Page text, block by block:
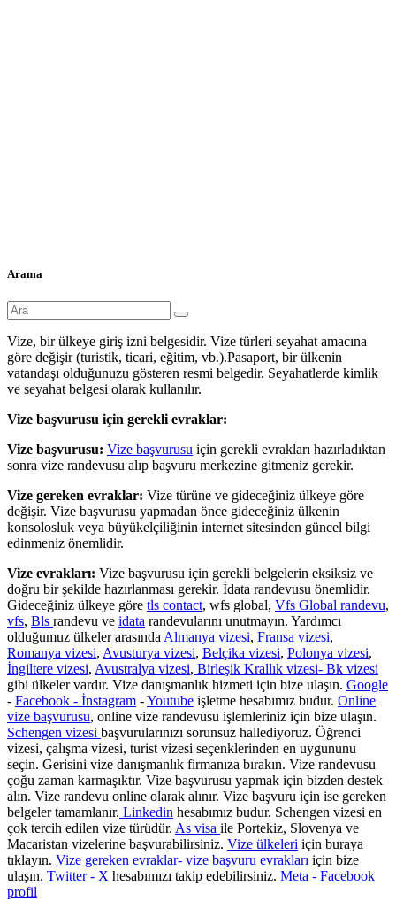
Arama
Vize, bir ülkeye giriş izni belgesidir. Vize türleri seyahat amacına
göre değişir (turistik, ticari, eğitim, vb.).Pasaport, bir ülkenin
vatandaşı olduğunuzu gösteren resmi belgedir. Seyahatlerde kimlik
ve seyahat belgesi olarak kullanılır.
Vize başvurusu için gerekli evraklar:
Vize başvurusu: Vize başvurusu için gerekli evrakları hazırladıktan
sonra vize randevusu alıp başvuru merkezine gitmeniz gerekir.
Vize gereken evraklar: Vize türüne ve gideceğiniz ülkeye göre
değişir. Vize başvurusu yapmadan önce gideceğiniz ülkenin
konsolosluk veya büyükelçiliğinin internet sitesinden güncel bilgi
edinmeniz önemlidir.
Vize evrakları: Vize başvurusu için gerekli belgelerin eksiksiz ve
doğru bir şekilde hazırlanması gerekir. İdata randevusu önemlidir.
Gideceğiniz ülkeye göre tls contact, wfs global, Vfs Global randevu,
vfs, Bls randevu ve idata randevularını unutmayın. Yardımcı
olduğumuz ülkeler arasında Almanya vizesi, Fransa vizesi,
Romanya vizesi, Avusturya vizesi, Belçika vizesi, Polonya vizesi,
İngiltere vizesi, Avustralya vizesi, Birleşik Krallık vizesi- Bk vizesi
gibi ülkeler vardır. Vize danışmanlık hizmeti için bize ulaşın. Google
- Facebook - İnstagram -Youtube işletme hesabımız budur. Online
vize başvurusu, online vize randevusu işlemleriniz için bize ulaşın.
Schengen vizesi başvurularınızı sorunsuz hallediyoruz. Öğrenci
vizesi, çalışma vizesi, turist vizesi seçenklerinden en uygununu
seçin. Gerisini vize danışmanlık firmanıza bırakın. Vize randevusu
çoğu zaman karmaşıktır. Vize başvurusu yapmak için bizden destek
alın. Vize randevu online olarak alınır. Vize başvuru için ise gereken
belgeler tamamlanır. Linkedin hesabımız budur. Schengen vizesi en
çok tercih edilen vize türüdür. As visa ile Portekiz, Slovenya ve
Macaristan vizelerine başvurabilirsiniz. Vize ülkeleri için buraya
tıklayın. Vize gereken evraklar- vize başvuru evrakları için bize
ulaşın. Twitter - X hesabımızı takip edebilirsiniz. Meta - Facebook
profil